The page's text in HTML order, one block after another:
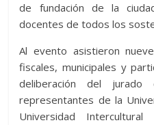
de fundación de la
docentes de todos los
Al evento asistieron
fiscales, municipales y
deliberación del jurado
representantes de la
Universidad